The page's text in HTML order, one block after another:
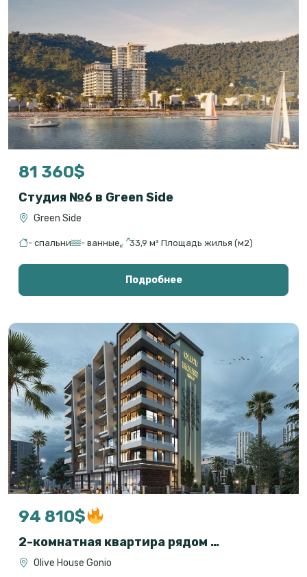
81 360$
Студия №6 в Green Side
Green Side
- спальни - ванные 33,9 м² Площадь жилья (м2)
Подробнее
94 810$
2-комнатная квартира рядом с морем в Гонио, Батуми — Olive House
Olive House Gonio